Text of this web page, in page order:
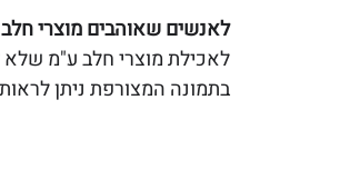
לאנשים שאוהבים מוצרי חלב
לאכילת מוצרי חלב ע"מ
בתמונה המצורפת ניתן לראות את כמות